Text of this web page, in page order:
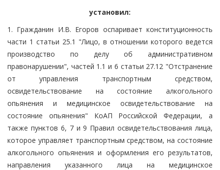
установил:
1. Гражданин И.В. Егоров оспаривает конституционность
части 1 статьи 25.1 "Лицо, в отношении которого ведется
производство по делу об административном
правонарушении", частей 1.1 и 6 статьи 27.12 "Отстранение
от управления транспортным средством,
освидетельствование на состояние алкогольного
опьянения и медицинское освидетельствование на
состояние опьянения" КоАП Российской Федерации, а
также пунктов 6, 7 и 9 Правил освидетельствования лица,
которое управляет транспортным средством, на состояние
алкогольного опьянения и оформления его результатов,
направления указанного лица на медицинское